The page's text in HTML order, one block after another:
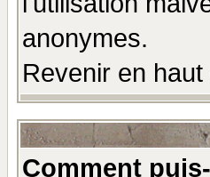
anonymes.
Revenir en haut
Comment